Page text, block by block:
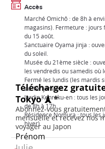
Accès
Marché Omichô : de 8h à
magasins). Fermeture :
du 15 août.
Sanctuaire Oyama jinja :
du soleil.
Musée du 21ème siècle :
les vendredis ou samedis où
Fermé les lundis (les mardis
au 1er janvier.
Jardin Kenroku-en : tous les
de 8h à 17h.
Résidence Nomura : tous les
hiver).